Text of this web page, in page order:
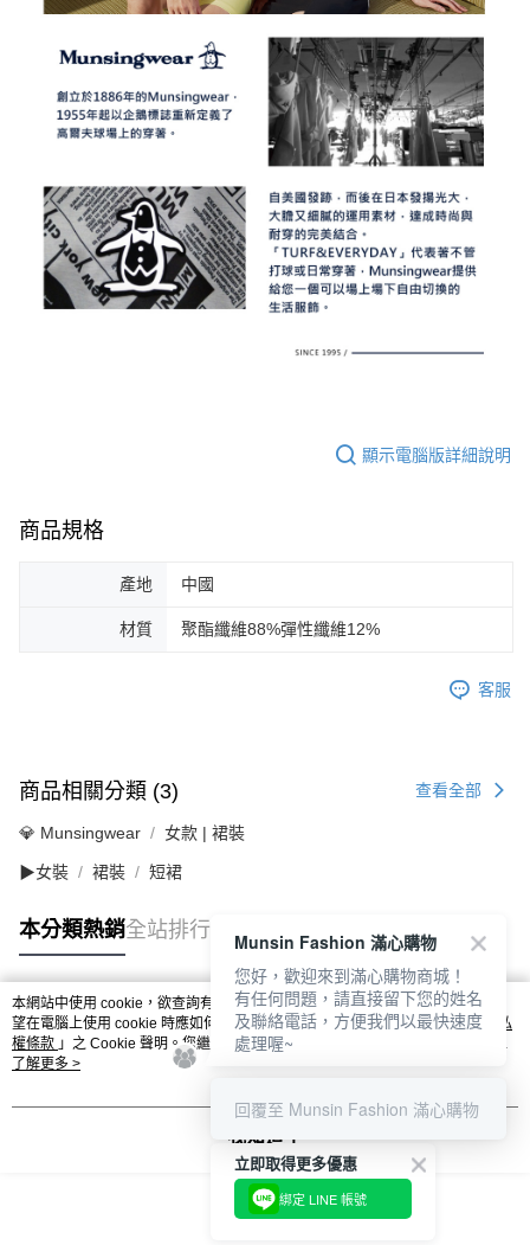
顯示電腦版詳細說明
商品規格
產地 中國
材質 聚酯纖維88%彈性纖維12%
客服
商品相關分類 (3) 查看全部
💎 Munsingwear 女款 | 裙裝
▶女裝 裙裝 短裙
本分類熱銷全站排行
熱門標籤
本網站中使用 cookie，欲查詢有關本網站使用 cookie 方式之詳情，及若您不希
望在電腦上使用 cookie 時應如何變更電腦的 cookie 設定，請參閱本網站「
隱私
權條款 」之 Cookie 聲明。您繼續使用本網站即表示您同意本公司得按本網站使
用條款之 Cookie 聲明使用 cookie。
了解更多 >
我知道了
立即取得更多優惠
綁定 LINE 帳號
Munsin Fashion 滿心購物
您好，歡迎來到滿心購物商城！
有任何問題，請直接留下您的姓名
及聯絡電話，方便我們以最快速度
處理喔~
回覆至 Munsin Fashion 滿心購物